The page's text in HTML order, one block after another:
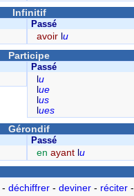
Infinitif
Passé
avoir lu
Participe
Passé
lu
lue
lus
lues
Gérondif
Passé
enayant lu
déchiffrer- deviner- réciter-